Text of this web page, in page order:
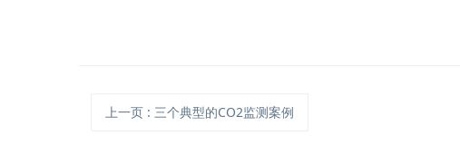
上一页 : 三个典型的CO2监测案例